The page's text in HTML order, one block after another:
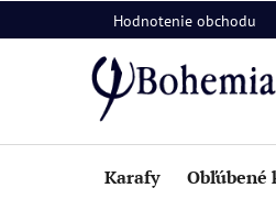
na
Hodnotenie obchodu
Karafy Obľúbené